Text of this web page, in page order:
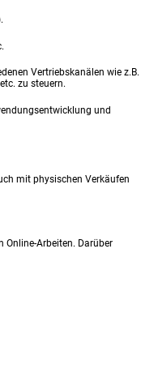
Vertriebskanälen wie z.B.
zu steuern.
und
mit physischen Verkäufen
Arbeiten. Darüber